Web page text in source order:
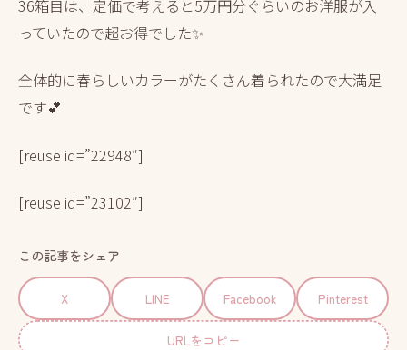
36箱目は、定価で考えると5万円分ぐらいのお洋服が入
っていたので超お得でした✨
全体的に春らしいカラーがたくさん着られたので大満足
です💕
[reuse id=”22948″]
[reuse id=”23102″]
この記事をシェア
X LINE Facebook Pinterest
URLをコピー